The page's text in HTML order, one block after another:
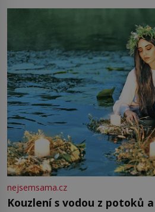
milostpaní. Stačí jenom na
množství růžového mušelínu.
nejsemsama.cz
Kouzlení s vodou z potoků